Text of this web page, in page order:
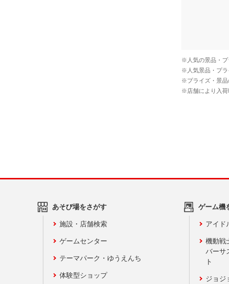
あそび場をさがす
施設・店舗検索
ゲームセンター
テーマパーク・ゆうえんち
体験型ショップ
ゲーム機
アイド
機動戦
バーサ
ト
ジョジ